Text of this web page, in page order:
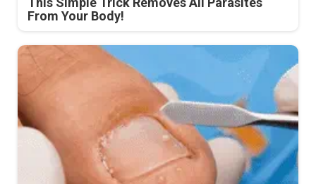
From Your Body!